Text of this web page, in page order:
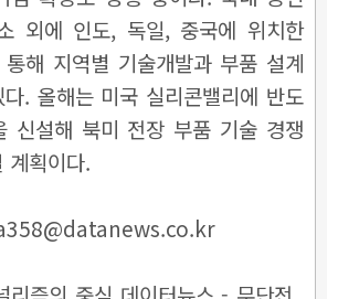
소 외에 인도, 독일, 중국에 위치한
해 지역별 기술개발과 부품 설계
. 올해는 미국 실리콘밸리에 반도
신설해 북미 전장 부품 기술 경쟁
계획이다.